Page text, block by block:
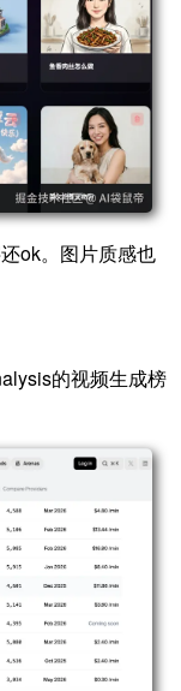
ok。图片质感也
的视频生成榜